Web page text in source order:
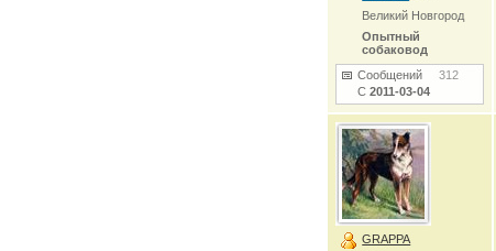
Великий Новгород
Опытный
собаковод
Сообщений312
С2011-03-04
GRAPPA